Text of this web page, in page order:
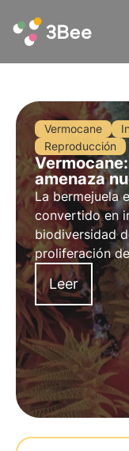
Vermocane
Reproducción
amenaza
La bermejuela
convertido en
biodiversidad
proliferación
sur de Italia es
climática en el
información en
Leer